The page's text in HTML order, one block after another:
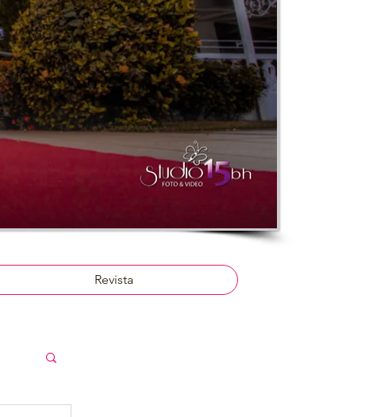
Revista